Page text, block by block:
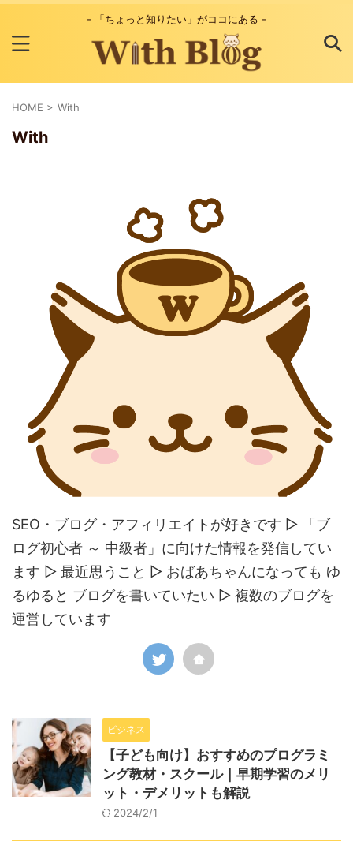
- 「ちょっと知りたい」がココにある -
HOME > With
With
SEO・ブログ・アフィリエイトが好きです ▷ 「ブ
ログ初心者 ～ 中級者」に向けた情報を発信してい
ます ▷ 最近思うこと ▷ おばあちゃんになっても ゆ
るゆると ブログを書いていたい ▷ 複数のブログを
運営しています
ビジネス
【子ども向け】おすすめのプログラミ
ング教材・スクール｜早期学習のメリ
ット・デメリットも解説
2024/2/1